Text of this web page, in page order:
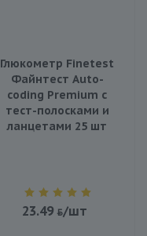
Глюкометр Finetest
Файнтест Auto-
coding Premium с
тест-полосками и
ланцетами 25 шт
23.49 /шт